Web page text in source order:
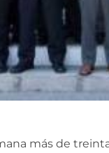
más de